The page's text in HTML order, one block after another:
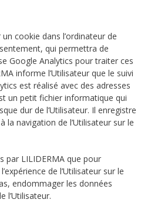
cookie dans l’ordinateur de
qui permettra de
Google Analytics pour traiter ces
informe l’Utilisateur que le suivi
est réalisé avec des adresses
un petit fichier informatique qui
dur de l’Utilisateur. Il enregistre
la navigation de l’Utilisateur sur le
par LILIDERMA que pour
de l’Utilisateur sur le
endommager les données
l’Utilisateur.